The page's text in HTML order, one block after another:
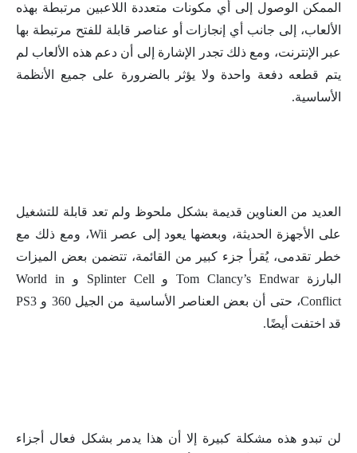
الممكن الوصول إلى أي مكونات متعددة اللاعبين مرتبطة بهذه
الألعاب، إلى جانب أي إنجازات أو عناصر قابلة للفتح مرتبطة بها
عبر الإنترنت، ومع ذلك تجدر الإشارة إلى أن دعم هذه الألعاب لم
يتم قطعه دفعة واحدة ولا يؤثر بالضرورة على جميع الأنظمة
الأساسية.
العديد من العناوين قديمة بشكل ملحوظ ولم تعد قابلة للتشغيل
على الأجهزة الحديثة، وبعضها يعود إلى عصر Wii، ومع ذلك مع
خطر تقدمى، يُقرأ جزء كبير من القائمة، تتضمن بعض الميزات
البارزة Tom Clancy’s Endwar و Splinter Cell و World in
Conflict، حتى أن بعض العناصر الأساسية من الجيل 360 و PS3
قد اختفت أيضًا.
لن تبدو هذه مشكلة كبيرة إلا أن هذا يدمر بشكل فعال أجزاء